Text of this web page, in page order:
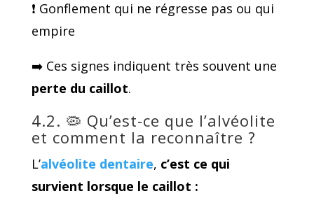
❗ Gonflement qui ne régresse pas ou qui
empire
➡️ Ces signes indiquent très souvent une
perte du caillot.
4.2. 🦠 Qu’est-ce que l’alvéolite
et comment la reconnaître ?
L’alvéolite dentaire, c’est ce qui
survient lorsque le caillot :